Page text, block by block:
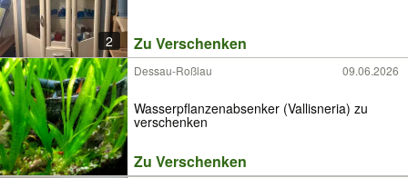
2 Zu Verschenken
Dessau-Roßlau 09.06.2026
Wasserpflanzenabsenker (Vallisneria) zu
verschenken
Zu Verschenken